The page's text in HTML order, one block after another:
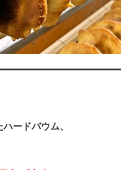
ードバウム、